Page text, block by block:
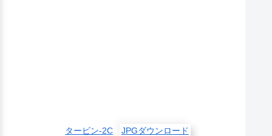
タービン-2C JPGダウンロード